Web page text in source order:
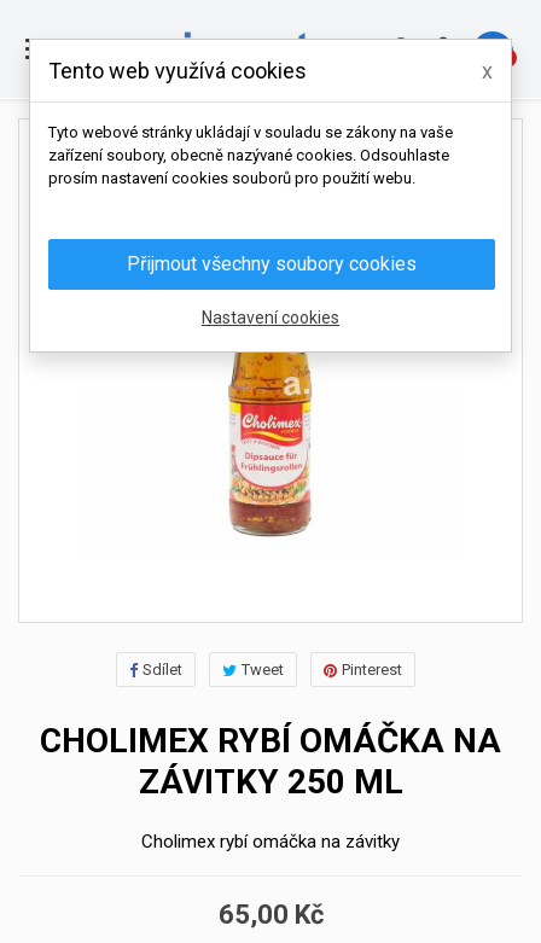

Sdílet Tweet Pinterest
CHOLIMEX RYBÍ OMÁČKA NA
ZÁVITKY 250 ML
Cholimex rybí omáčka na závitky
65,00 Kč
Tento web využívá cookies x
Tyto webové stránky ukládají v souladu se zákony na vaše
zařízení soubory, obecně nazývané cookies. Odsouhlaste
prosím nastavení cookies souborů pro použití webu.
Přijmout všechny soubory cookies
Nastavení cookies